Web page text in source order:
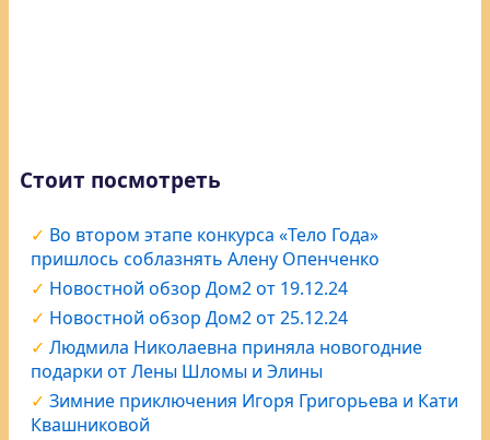
Стоит посмотреть
Во втором этапе конкурса «Тело Года»
пришлось соблазнять Алену Опенченко
Новостной обзор Дом2 от 19.12.24
Новостной обзор Дом2 от 25.12.24
Людмила Николаевна приняла новогодние
подарки от Лены Шломы и Элины
Зимние приключения Игоря Григорьева и Кати
Квашниковой